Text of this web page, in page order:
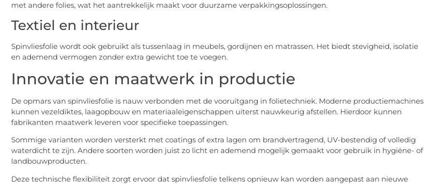
met andere folies, wat het aantrekkelijk maakt voor duurzame verpakkingsoplossingen.
Textiel en interieur
Spinvliesfolie wordt ook gebruikt als tussenlaag in meubels, gordijnen en matrassen. Het biedt stevigheid, isolatie
en ademend vermogen zonder extra gewicht toe te voegen.
Innovatie en maatwerk in productie
De opmars van spinvliesfolie is nauw verbonden met de vooruitgang in folietechniek. Moderne productiemachines
kunnen vezeldiktes, laagopbouw en materiaaleigenschappen uiterst nauwkeurig afstellen. Hierdoor kunnen
fabrikanten maatwerk leveren voor specifieke toepassingen.
Sommige varianten worden versterkt met coatings of extra lagen om brandvertragend, UV-bestendig of volledig
waterdicht te zijn. Andere soorten worden juist zo licht en ademend mogelijk gemaakt voor gebruik in hygiëne- of
landbouwproducten.
Deze technische flexibiliteit zorgt ervoor dat spinvliesfolie telkens opnieuw kan worden aangepast aan nieuwe